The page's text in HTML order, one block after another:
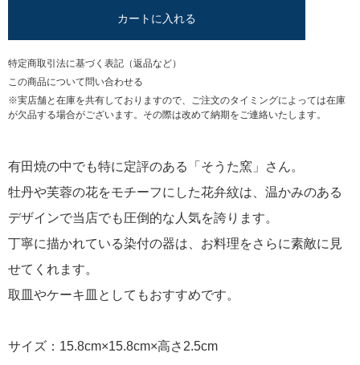
カートに入れる
特定商取引法に基づく表記（返品など）
この商品について問い合わせる
※実店舗と在庫を共有しておりますので、ご注文のタイミングによっては在庫
が欠品する場合がございます。その際は改めて納期をご連絡いたします。
有田焼の中でも特に定評のある「そうた窯」さん。
牡丹や芙蓉の花をモチーフにした花弁紋は、温かみのある
デザインで当店でも圧倒的な人気を誇ります。
丁寧に描かれている染付の器は、お料理をさらに素敵に見
せてくれます。
取皿やケーキ皿としてもおすすめです。
サイズ：15.8cm×15.8cm×高さ2.5cm